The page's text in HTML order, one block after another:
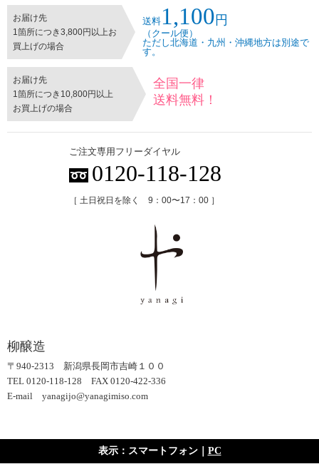
お届け先
1箇所につき3,800円以上お
買上げの場合
送料 1,100円
（クール便）
ただし北海道・九州・沖縄地方は別途で
す。
お届け先
1箇所につき10,800円以上
お買上げの場合
全国一律
送料無料！
ご注文専用フリーダイヤル
0120-118-128
［ 土日祝日を除く 9：00〜17：00 ］
柳醸造
〒940-2313 新潟県長岡市吉崎１００
TEL 0120-118-128 FAX 0120-422-336
E-mail yanagijo@yanagimiso.com
表示：スマートフォン｜ PC